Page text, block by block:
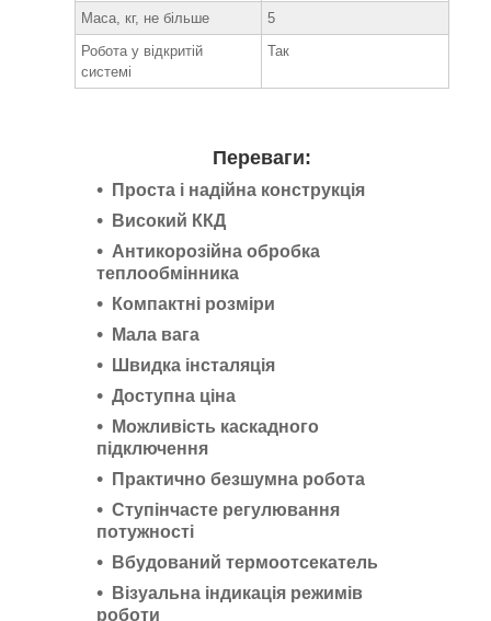
Маса, кг, не більше
5
Робота у відкритій
системі
Так
Переваги:
Проста і надійна конструкція
Високий ККД
Антикорозійна обробка
теплообмінника
Компактні розміри
Мала вага
Швидка інсталяція
Доступна ціна
Можливість каскадного
підключення
Практично безшумна робота
Ступінчасте регулювання
потужності
Вбудований термоотсекатель
Візуальна індикація режимів
роботи